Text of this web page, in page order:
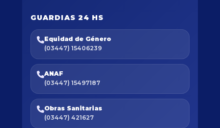
GUARDIAS 24 HS
Equidad de Género
(03447) 15406239
ANAF
(03447) 15497187
Obras Sanitarias
(03447) 421627